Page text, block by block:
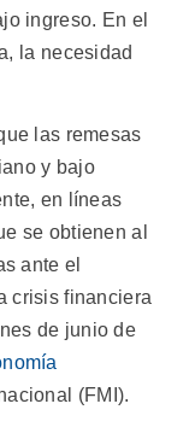
ingreso. En el
la necesidad
las remesas
y bajo
en líneas
se obtienen al
ante el
crisis financiera
de junio de
(FMI).